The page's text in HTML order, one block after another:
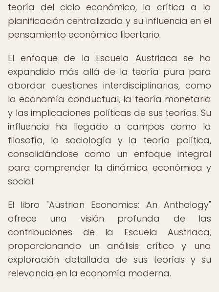
teoría del ciclo económico, la crítica a la
planificación centralizada y su influencia en el
pensamiento económico libertario.
El enfoque de la Escuela Austriaca se ha
expandido más allá de la teoría pura para
abordar cuestiones interdisciplinarias, como
la economía conductual, la teoría monetaria
y las implicaciones políticas de sus teorías. Su
influencia ha llegado a campos como la
filosofía, la sociología y la teoría política,
consolidándose como un enfoque integral
para comprender la dinámica económica y
social.
El libro "Austrian Economics: An Anthology"
ofrece una visión profunda de las
contribuciones de la Escuela Austriaca,
proporcionando un análisis crítico y una
exploración detallada de sus teorías y su
relevancia en la economía moderna.